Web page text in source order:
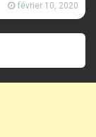
février 10, 2020